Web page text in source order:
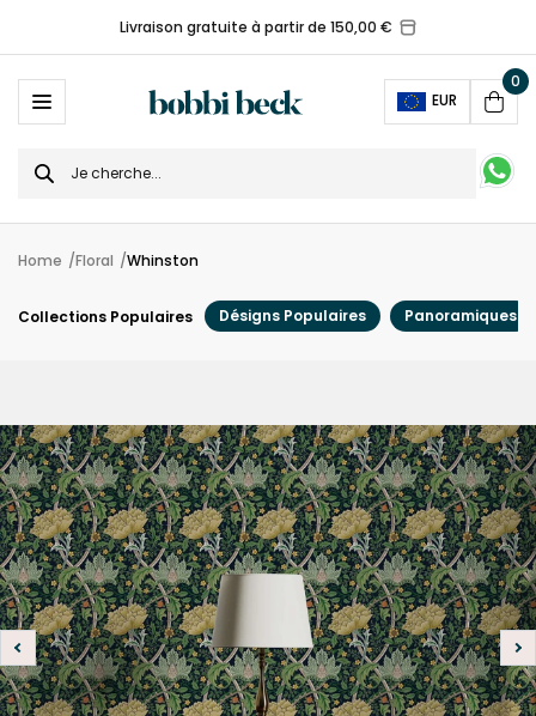
Livraison gratuite à partir de 150,00 €
EUR
Cart
0
Search
for
Home Floral Whinston
Collections Populaires Désigns Populaires Panoramiques